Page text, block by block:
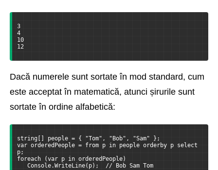
3
4
10
12
Dacă numerele sunt sortate în mod standard, cum
este acceptat în matematică, atunci șirurile sunt
sortate în ordine alfabetică:
string[] people = { "Tom", "Bob", "Sam" };
var orderedPeople = from p in people orderby p select
p;
foreach (var p in orderedPeople)
Console.WriteLine(p);  // Bob Sam Tom